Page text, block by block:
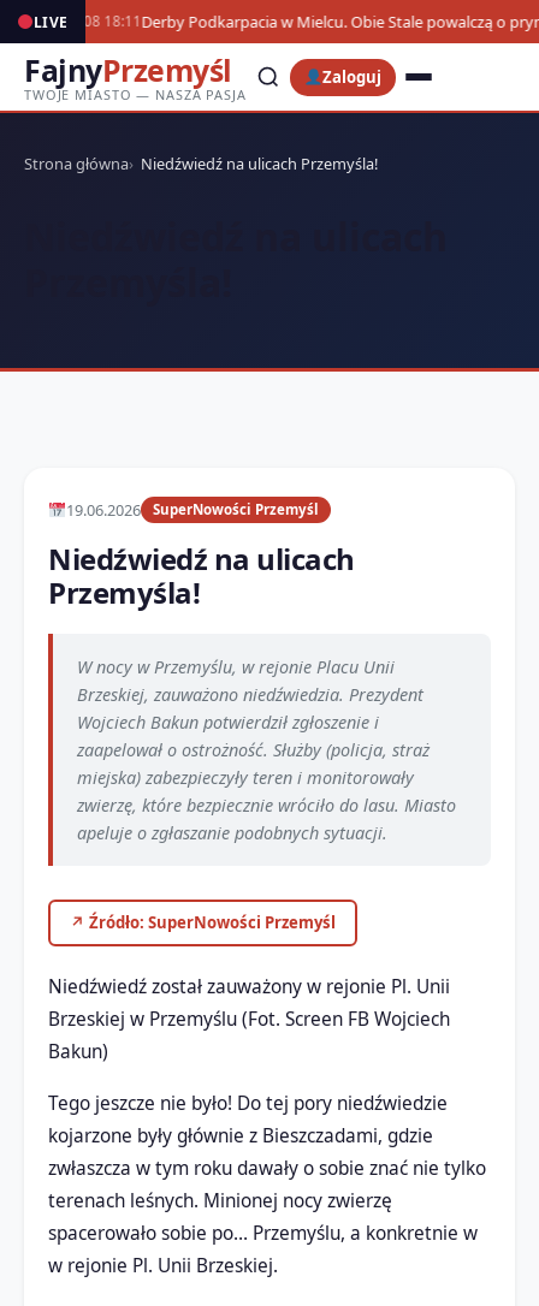
LIVE07.08 18:11 Derby Podkarpacia w Mielcu. Obie Stale powalczą o
FajnyPrzemyśl
TWOJE MIASTO — NASZA PASJA
Zaloguj
Strona główna Niedźwiedź na ulicach Przemyśla!
19.06.2026 SuperNowości Przemyśl
Niedźwiedź na ulicach
Przemyśla!
W nocy w Przemyślu, w rejonie Placu Unii
Brzeskiej, zauważono niedźwiedzia. Prezydent
Wojciech Bakun potwierdził zgłoszenie i
zaapelował o ostrożność. Służby (policja, straż
miejska) zabezpieczyły teren i monitorowały
zwierzę, które bezpiecznie wróciło do lasu. Miasto
apeluje o zgłaszanie podobnych sytuacji.
↗ Źródło: SuperNowości Przemyśl
Niedźwiedź został zauważony w rejonie Pl. Unii
Brzeskiej w Przemyślu (Fot. Screen FB Wojciech
Bakun)
Tego jeszcze nie było! Do tej pory niedźwiedzie
kojarzone były głównie z Bieszczadami, gdzie
zwłaszcza w tym roku dawały o sobie znać nie tylko
terenach leśnych. Minionej nocy zwierzę
spacerowało sobie po… Przemyślu, a konkretnie w
w rejonie Pl. Unii Brzeskiej.